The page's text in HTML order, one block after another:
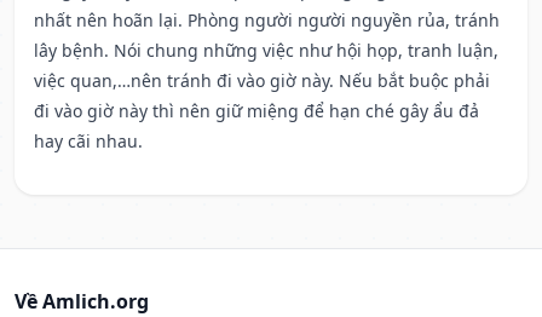
nhất nên hoãn lại. Phòng người người nguyền rủa, tránh
lây bệnh. Nói chung những việc như hội họp, tranh luận,
việc quan,…nên tránh đi vào giờ này. Nếu bắt buộc phải
đi vào giờ này thì nên giữ miệng để hạn ché gây ẩu đả
hay cãi nhau.
Về Amlich.org